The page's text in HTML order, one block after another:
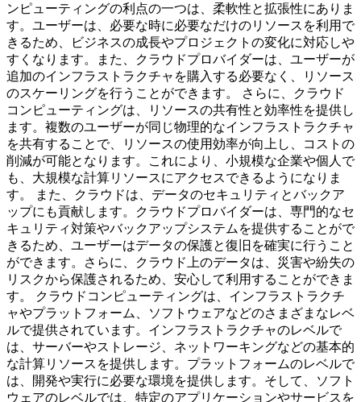
ンピューティングの利点の一つは、柔軟性と拡張性にありま
す。ユーザーは、必要な時に必要なだけのリソースを利用で
きるため、ビジネスの成長やプロジェクトの変化に対応しや
すくなります。また、クラウドプロバイダーは、ユーザーが
追加のインフラストラクチャを購入する必要なく、リソース
のスケーリングを行うことができます。 さらに、クラウド
コンピューティングは、リソースの共有性と効率性を提供し
ます。複数のユーザーが同じ物理的なインフラストラクチャ
を共有することで、リソースの使用効率が向上し、コストの
削減が可能となります。これにより、小規模な企業や個人で
も、大規模な計算リソースにアクセスできるようになりま
す。 また、クラウドは、データのセキュリティとバックア
ップにも貢献します。クラウドプロバイダーは、専門的なセ
キュリティ対策やバックアップシステムを提供することがで
きるため、ユーザーはデータの保護と復旧を確実に行うこと
ができます。さらに、クラウド上のデータは、災害や紛失の
リスクから保護されるため、安心して利用することができま
す。 クラウドコンピューティングは、インフラストラクチ
ャやプラットフォーム、ソフトウェアなどのさまざまなレベ
ルで提供されています。インフラストラクチャのレベルで
は、サーバーやストレージ、ネットワーキングなどの基本的
な計算リソースを提供します。プラットフォームのレベルで
は、開発や実行に必要な環境を提供します。そして、ソフト
ウェアのレベルでは、特定のアプリケーションやサービスを